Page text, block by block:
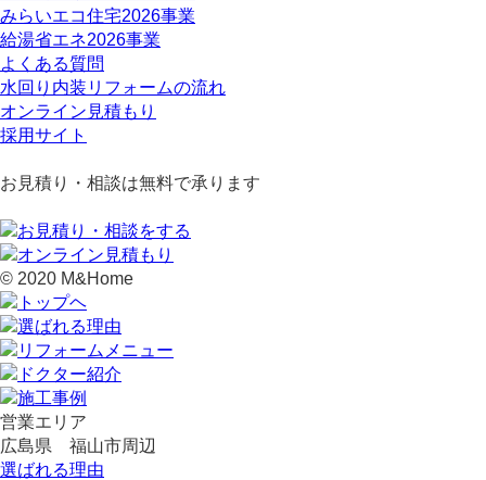
みらいエコ住宅2026事業
給湯省エネ2026事業
よくある質問
水回り内装リフォームの流れ
オンライン見積もり
採用サイト
お見積り・相談は無料で承ります
© 2020 M&Home
営業エリア
広島県 福山市周辺
選ばれる理由